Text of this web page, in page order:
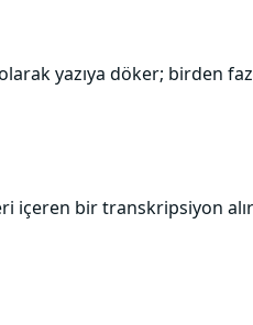
yazıya döker; birden
içeren bir transkripsiyon